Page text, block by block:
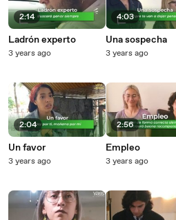
2:14
Ladrón experto
3 years ago
2:04
Un favor
3 years ago
4:03
Una sospecha
3 years ago
2:56
Empleo
3 years ago